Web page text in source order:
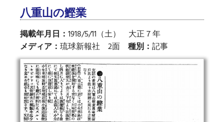
八重山の鰹業
掲載年月日： 1918/5/11（土） 大正７年
メディア： 琉球新報社 2面 種別： 記事